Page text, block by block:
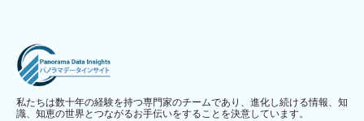
私たちは数十年の経験を持つ専門家のチームであり、進化し続ける情報、知
識、知恵の世界とつながるお手伝いをすることを決意しています。